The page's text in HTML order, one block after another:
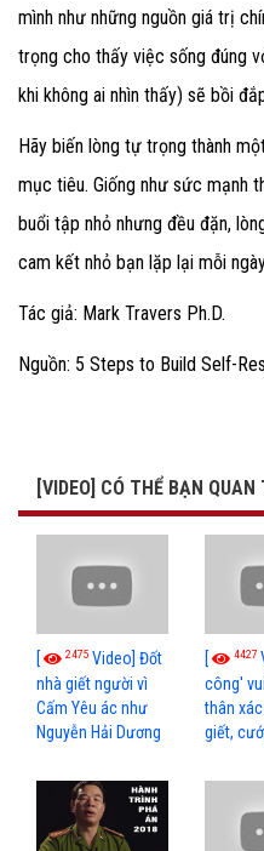
mình như những nguồn giá trị
trọng cho thấy việc sống đúng
khi không ai nhìn thấy) sẽ bồi
Hãy biến lòng tự trọng thành
mục tiêu. Giống như sức mạnh
buổi tập nhỏ nhưng đều đặn,
cam kết nhỏ bạn lặp lại mỗi
Tác giả: Mark Travers Ph.D.
Nguồn: 5 Steps to Build Self-
[VIDEO] CÓ THỂ BẠN QUAN
[ 2475 Video] Đốt
nhà giết người vì
Cấm Yêu ác như
Nguyễn Hải Dương
[ 4427
công'
thân
giết,